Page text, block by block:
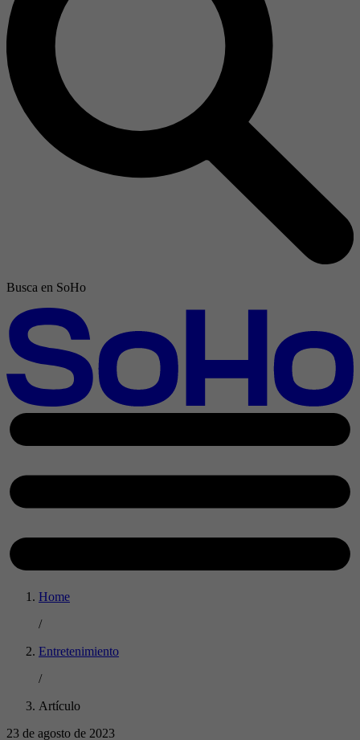
Busca en SoHo
Home
/
Entretenimiento
/
Artículo
23 de agosto de 2023